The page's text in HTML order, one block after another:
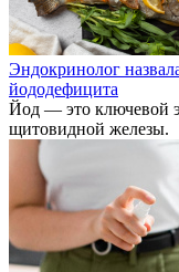
Эндокринолог
йододефицита
Йод — это ключевой
щитовидной железы.